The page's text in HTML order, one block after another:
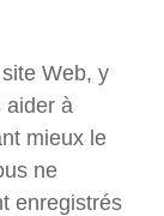
Web, y
aider à
mieux le
ne
enregistrés